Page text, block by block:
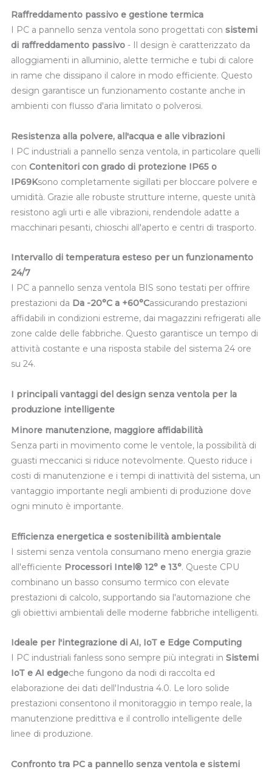
Raffreddamento passivo e gestione termica
I PC a pannello senza ventola sono progettati con sistemi
di raffreddamento passivo - Il design è caratterizzato da
alloggiamenti in alluminio, alette termiche e tubi di calore
in rame che dissipano il calore in modo efficiente. Questo
design garantisce un funzionamento costante anche in
ambienti con flusso d'aria limitato o polverosi.
Resistenza alla polvere, all'acqua e alle vibrazioni
I PC industriali a pannello senza ventola, in particolare quelli
con Contenitori con grado di protezione IP65 o
IP69Ksono completamente sigillati per bloccare polvere e
umidità. Grazie alle robuste strutture interne, queste unità
resistono agli urti e alle vibrazioni, rendendole adatte a
macchinari pesanti, chioschi all'aperto e centri di trasporto.
Intervallo di temperatura esteso per un funzionamento
24/7
I PC a pannello senza ventola BIS sono testati per offrire
prestazioni da Da -20°C a +60°Cassicurando prestazioni
affidabili in condizioni estreme, dai magazzini refrigerati alle
zone calde delle fabbriche. Questo garantisce un tempo di
attività costante e una risposta stabile del sistema 24 ore
su 24.
I principali vantaggi del design senza ventola per la
produzione intelligente
Minore manutenzione, maggiore affidabilità
Senza parti in movimento come le ventole, la possibilità di
guasti meccanici si riduce notevolmente. Questo riduce i
costi di manutenzione e i tempi di inattività del sistema, un
vantaggio importante negli ambienti di produzione dove
ogni minuto è importante.
Efficienza energetica e sostenibilità ambientale
I sistemi senza ventola consumano meno energia grazie
all'efficiente Processori Intel® 12° e 13°. Queste CPU
combinano un basso consumo termico con elevate
prestazioni di calcolo, supportando sia l'automazione che
gli obiettivi ambientali delle moderne fabbriche intelligenti.
Ideale per l'integrazione di AI, IoT e Edge Computing
I PC industriali fanless sono sempre più integrati in Sistemi
IoT e AI edgeche fungono da nodi di raccolta ed
elaborazione dei dati dell'Industria 4.0. Le loro solide
prestazioni consentono il monitoraggio in tempo reale, la
manutenzione predittiva e il controllo intelligente delle
linee di produzione.
Confronto tra PC a pannello senza ventola e sistemi